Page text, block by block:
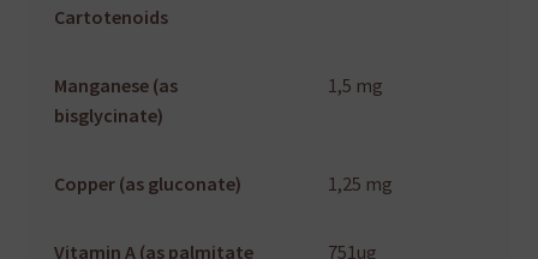
Cartotenoids
Manganese (as
bisglycinate)
1,5 mg
Copper (as gluconate) 1,25 mg
Vitamin A (as palmitate
751ug